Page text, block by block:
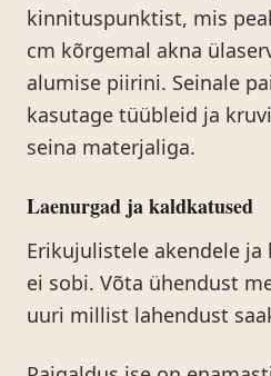
kinnituspunktist, mis
cm kõrgemal akna
alumise piirini. Seinale
kasutage tüübleid ja
seina materjaliga.
Laenurgad ja kaldkatused
Erikujulistele akendele
ei sobi. Võta ühendust
uuri millist lahendust